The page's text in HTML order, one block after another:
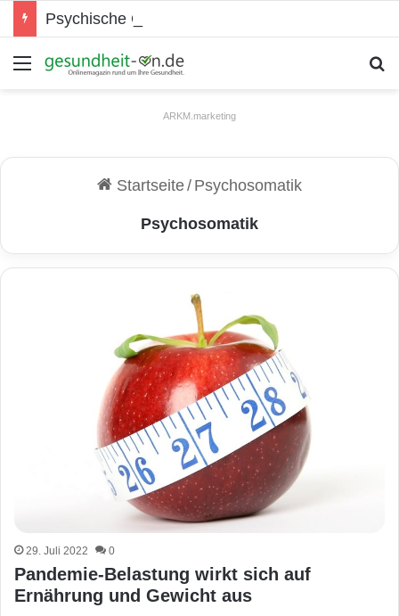
Psychische Gesundheit bei Jugendlichen
Menü
ARKM.marketing
Startseite/ Psychosomatik
Psychosomatik
29. Juli 2022 0
Pandemie-Belastung wirkt sich auf
Ernährung und Gewicht aus